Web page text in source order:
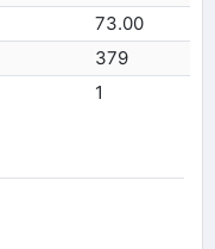
73.00
379
1